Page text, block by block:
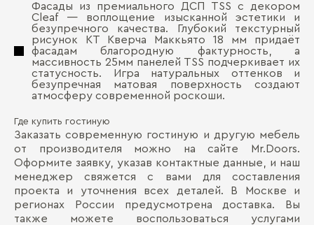
Фасады из премиального ДСП TSS с декором
Cleaf — воплощение изысканной эстетики и
безупречного качества. Глубокий текстурный
рисунок KT Кверча Маккьято 18 мм придаёт
фасадам благородную фактурность, а
массивность 25мм панелей TSS подчеркивает их
статусность. Игра натуральных оттенков и
безупречная матовая поверхность создают
атмосферу современной роскоши.
Где купить гостиную
Заказать современную гостиную и другую мебель
от производителя можно на сайте Mr.Doors.
Оформите заявку, указав контактные данные, и наш
менеджер свяжется с вами для составления
проекта и уточнения всех деталей. В Москве и
регионах России предусмотрена доставка. Вы
также можете воспользоваться услугами